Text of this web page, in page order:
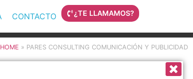
CONTACTO ¿TE LLAMAMOS?
HOME » PARES CONSULTING COMUNICACIÓN Y PUBLICIDAD